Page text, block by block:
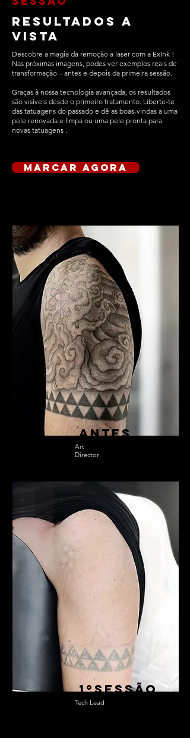
resultados a
vista
Descobre a magia da remoção a laser com a ExInk !
Nas próximas imagens, podes ver exemplos reais de
transformação – antes e depois da primeira sessão.
Graças à nossa tecnologia avançada, os resultados
são visíveis desde o primeiro tratamento. Liberte-te
das tatuagens do passado e dê as boas-vindas a uma
pele renovada e limpa ou uma pele pronta para
novas tatuagens .
marcar agora
antes
Art
Director
1ºsessão
Tech Lead